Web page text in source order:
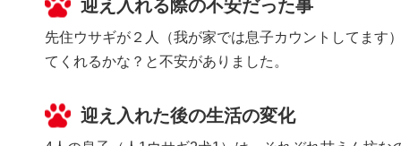
迎え入れる際の不安だった事
先住ウサギが２人（我が家では息子カウントしてます
てくれるかな？と不安がありました。
迎え入れた後の生活の変化